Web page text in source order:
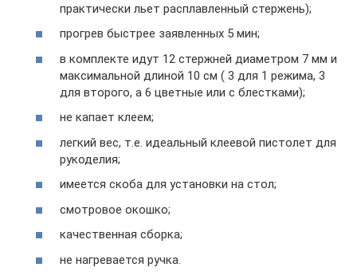
практически льет расплавленный стержень);
прогрев быстрее заявленных 5 мин;
в комплекте идут 12 стержней диаметром 7 мм и
максимальной длиной 10 см ( 3 для 1 режима, 3
для второго, а 6 цветные или с блестками);
не капает клеем;
легкий вес, т.е. идеальный клеевой пистолет для
рукоделия;
имеется скоба для установки на стол;
смотровое окошко;
качественная сборка;
не нагревается ручка.